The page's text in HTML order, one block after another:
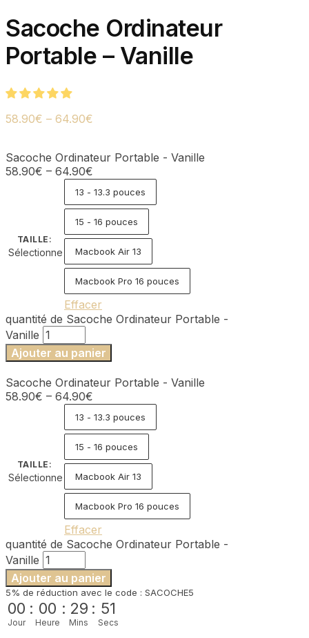
Sacoche Ordinateur
Portable – Vanille
58.90€ – 64.90€
Sacoche Ordinateur Portable - Vanille
58.90€ – 64.90€
TAILLE :
Sélectionne
13 - 13.3 pouces
15 - 16 pouces
Macbook Air 13
Macbook Pro 16 pouces
Effacer
quantité de Sacoche Ordinateur Portable -
Vanille
Ajouter au panier
Sacoche Ordinateur Portable - Vanille
58.90€ – 64.90€
TAILLE :
Sélectionne
13 - 13.3 pouces
15 - 16 pouces
Macbook Air 13
Macbook Pro 16 pouces
Effacer
quantité de Sacoche Ordinateur Portable -
Vanille
Ajouter au panier
5% de réduction avec le code : SACOCHE5
00
Jour
: 00
Heure
: 29
Mins
: 51
Secs